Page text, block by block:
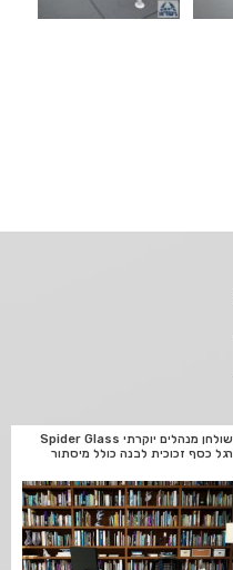
שולחן מנהלים יוקרתי Spider Glass
רגל כסף זכוכית לבנה כולל מיסתור